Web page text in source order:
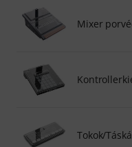
Mixer
Tokok/